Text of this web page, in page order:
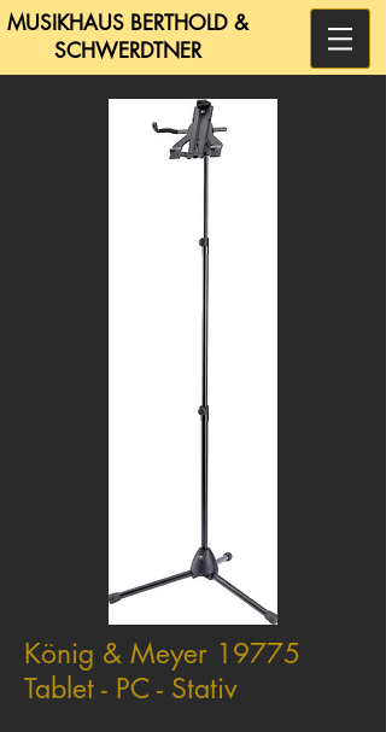
MUSIKHAUS BERTHOLD &
SCHWERDTNER
König & Meyer 19775
Tablet - PC - Stativ